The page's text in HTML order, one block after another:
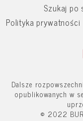
Szukaj po
Polityka prywatności
Dalsze
opublikowanych w
© 2022